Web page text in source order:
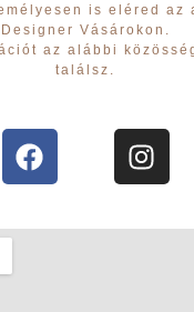
is eléred az
Designer Vásárokon.
az alábbi
találsz.